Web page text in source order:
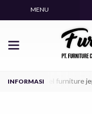
MENU
produk mebel furniture